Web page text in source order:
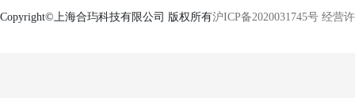
Copyright©上海合玙科技有限公司 版权所有沪ICP备2020031745号 经营